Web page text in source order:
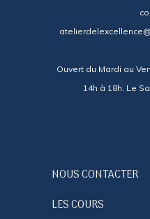
Ouvert du Mardi au
14h à 18h. Le
NOUS CONTACTER
LES COURS